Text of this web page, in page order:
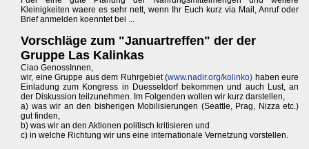
Kleinigkeiten waere es sehr nett, wenn Ihr Euch kurz via Mail, Anruf oder
Brief anmelden koenntet bei ...
Vorschläge zum "Januartreffen" der der
Gruppe Las Kalinkas
Ciao GenossInnen,
wir, eine Gruppe aus dem Ruhrgebiet (www.nadir.org/kolinko) haben eure
Einladung zum Kongress in Duesseldorf bekommen und auch Lust, an
der Diskussion teilzunehmen. Im Folgenden wollen wir kurz darstellen,
a) was wir an den bisherigen Mobilisierungen (Seattle, Prag, Nizza etc.)
gut finden,
b) was wir an den Aktionen politisch kritisieren und
c) in welche Richtung wir uns eine internationale Vernetzung vorstellen.